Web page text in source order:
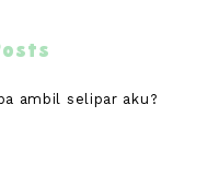
ambil selipar aku?